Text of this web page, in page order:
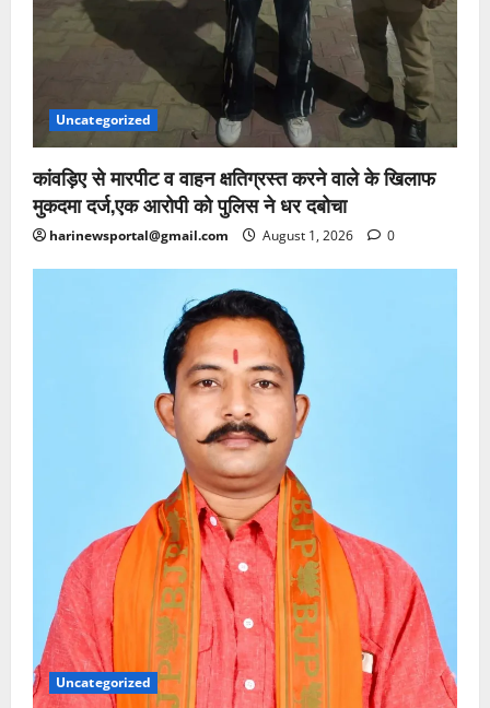
Uncategorized
कांवड़िए से मारपीट व वाहन क्षतिग्रस्त करने वाले के खिलाफ
मुकदमा दर्ज,एक आरोपी को पुलिस ने धर दबोचा
harinewsportal@gmail.com August 1, 2026 0
Uncategorized